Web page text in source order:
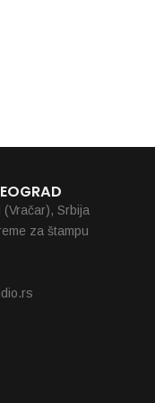
(Vračar), Srbija
za štampu